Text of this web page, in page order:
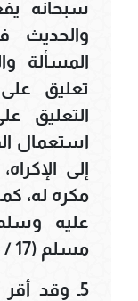
سبحانه
والحديث
المسألة
تعليق
التعليق
استعمال
إلى
مكره له،
عليه
مسلم (17 / 6 ـ 7))
5ـ وقد